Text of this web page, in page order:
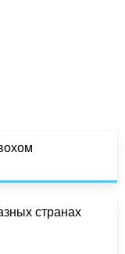
странах